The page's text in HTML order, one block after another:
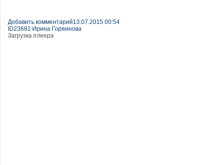
Добавить комментарий13.07.2015 00:54
ID23681 Ирина Горяинова
Загрузка плеера